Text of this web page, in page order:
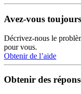
Avez-vous
Décrivez-nous le
pour vous.
Obtenir de l’aide
Obtenir des